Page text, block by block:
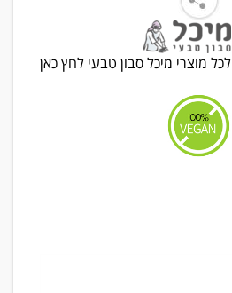
לכל מוצרי מיכל סבון טבעי לחץ כאן